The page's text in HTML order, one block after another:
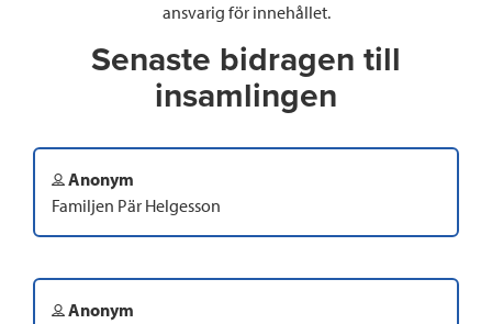
ansvarig för innehållet.
Senaste bidragen till
insamlingen
Anonym
Familjen Pär Helgesson
Anonym